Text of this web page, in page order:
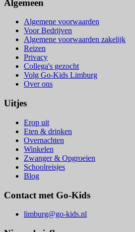
Algemeen
Algemene voorwaarden
Voor Bedrijven
Algemene voorwaarden zakelijk
Reizen
Privacy
Collega's gezocht
Volg Go-Kids Limburg
Over ons
Uitjes
Erop uit
Eten & drinken
Overnachten
Winkelen
Zwanger & Opgroeien
Schoolreisjes
Blog
Contact met Go-Kids
limburg@go-kids.nl